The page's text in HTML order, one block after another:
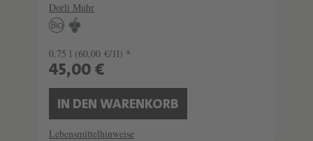
Dorli Muhr
0.75 l (60,00 €/1l) *
45,00 €
IN DEN WARENKORB
Lebensmittelhinweise